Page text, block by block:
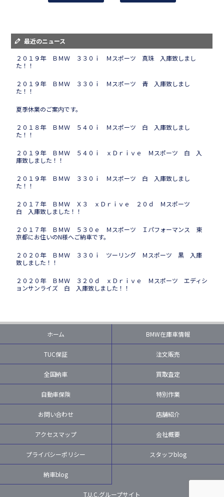
最近のニュース
２０１９年 ＢＭＷ ３３０ｉ Ｍスポーツ 真珠 入庫致しまし
た！！
２０１９年 ＢＭＷ ３３０ｉ Ｍスポーツ 青 入庫致しまし
た！！
夏季休業のご案内です。
２０１８年 ＢＭＷ ５４０ｉ Ｍスポーツ 白 入庫致しまし
た！！
２０１９年 ＢＭＷ ５４０ｉ ｘＤｒｉｖｅ Ｍスポーツ 白 入
庫致しました！！
２０１９年 ＢＭＷ ３３０ｉ Ｍスポーツ 白 入庫致しまし
た！！
２０１７年 ＢＭＷ Ｘ３ ｘＤｒｉｖｅ ２０ｄ Ｍスポーツ
白 入庫致しました！！
２０１７年 ＢＭＷ ５３０ｅ Ｍスポーツ Ｉパフォーマンス 東
京都にお住いのN様へご納車です。
２０２０年 ＢＭＷ ３３０ｉ ツーリング Ｍスポーツ 黒 入庫
致しました！！
２０２０年 ＢＭＷ ３２０ｄ ｘＤｒｉｖｅ Ｍスポーツ エディシ
ョンサンライズ 白 入庫致しました！！
ホーム BMW在庫車情報
TUC保証 注文販売
全国納車 買取査定
自動車保険 特別作業
お問い合わせ 店舗紹介
アクセスマップ 会社概要
プライバシーポリシー スタッフblog
納車blog
T.U.C.グループサイト